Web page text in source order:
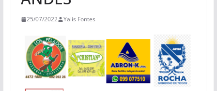
25/07/2022 Yalis Fontes